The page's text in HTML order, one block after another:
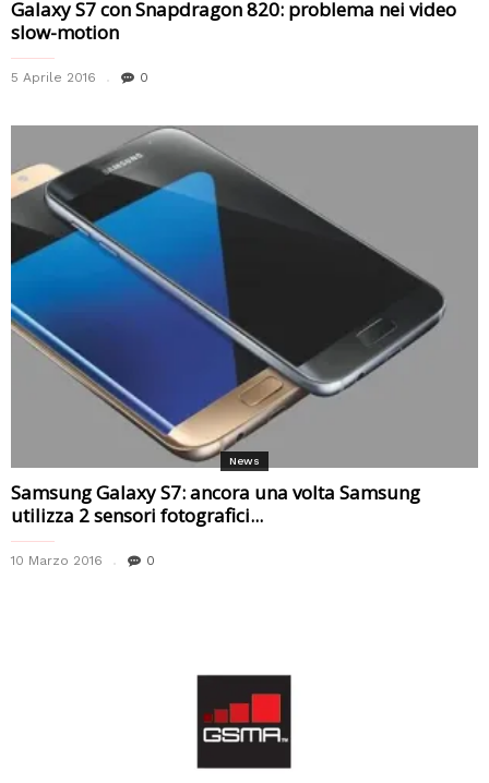
Galaxy S7 con Snapdragon 820: problema nei video
slow-motion
5 Aprile 2016 0
News
Samsung Galaxy S7: ancora una volta Samsung
utilizza 2 sensori fotografici...
10 Marzo 2016 0